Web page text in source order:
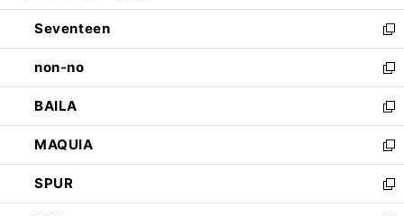
開
く
ウ
で
開
く
ン
ド
ウ
で
開
く
Seventeen
新
し
い
ウ
ィ
ン
ド
ウ
で
開
non-no
新
し
い
ウ
ィ
ン
ド
ウ
BAILA
新
し
い
ウ
ィ
ン
MAQUIA
新
し
い
ウ
SPUR
新
し